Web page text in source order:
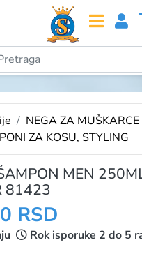
NEGA ZA MUŠKARCE
ZA KOSU, STYLING
MEN
81423
RSD
Rok isporuke 2 do 5